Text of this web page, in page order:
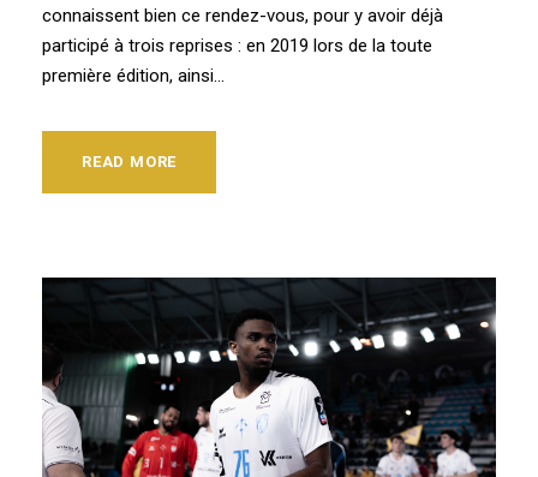
connaissent bien ce rendez-vous, pour y avoir déjà
participé à trois reprises : en 2019 lors de la toute
première édition, ainsi...
READ MORE